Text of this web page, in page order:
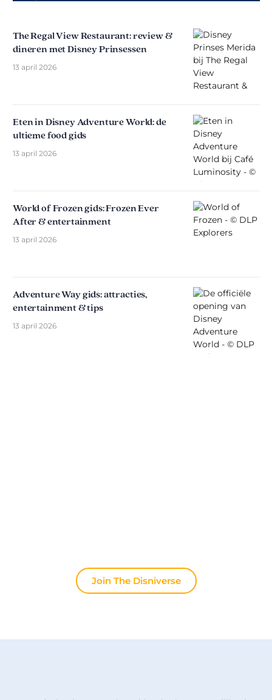
The Regal View Restaurant: review &
dineren met Disney Prinsessen
13 april 2026
Eten in Disney Adventure World: de
ultieme food gids
13 april 2026
World of Frozen gids: Frozen Ever
After & entertainment
13 april 2026
Adventure Way gids: attracties,
entertainment & tips
13 april 2026
Join The Disniverse